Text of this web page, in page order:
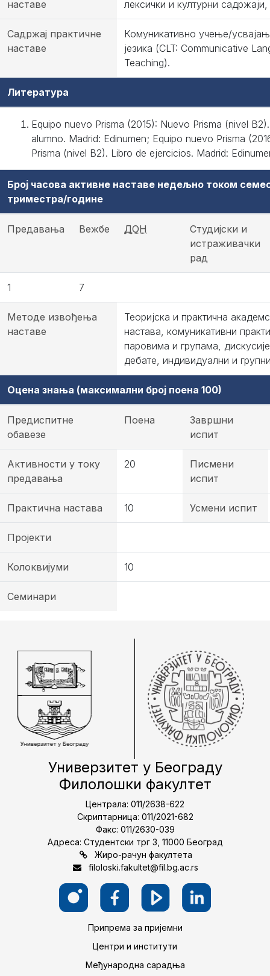
наставе лексички и културни
Садржај практичне
наставе
Комуникативно учење/
језика (CLT: Communicative
Teaching).
Литература
Equipo nuevo Prisma (2015): Nuevo Prisma (nivel
alumno. Madrid: Edinumen; Equipo nuevo Prisma
Prisma (nivel B2). Libro de ejercicios. Madrid:
Број часова активне наставе недељно током
триместра/године
Предавања Вежбе ДОН
Студијски и
истраживачки
рад
1 7
Методе извођења
наставе
Теоријска и практична
настава, комуникативни
паровима и групама,
дебате, индивидуални и
Оцена знања (максимални број поена 100)
Предиспитне
обавезе
Поена
Завршни
испит
Активности у току
предавања
20
Писмени
испит
Практична настава 10 Усмени испит
Пројекти
Колоквијуми 10
Семинари
Универзитет у Београду
Филолошки факултет
Централа: 011/2638-622
Скриптарница: 011/2021-682
Факс: 011/2630-039
Адреса: Студентски трг 3, 11000 Београд
Жиро-рачун факултета
filoloski.fakultet@fil.bg.ac.rs
Припрема за пријемни
Центри и институти
Међународна сарадња